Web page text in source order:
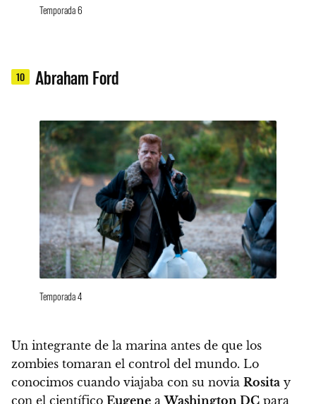
Temporada 6
10 Abraham Ford
Temporada 4
Un integrante de la marina antes de que los
zombies tomaran el control del mundo. Lo
conocimos cuando viajaba con su novia Rosita y
con el científico Eugene aWashington DC para